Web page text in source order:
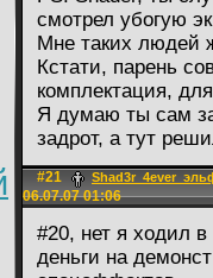
смотрел убогую
Мне таких людей
Кстати, парень
комплектация,
Я думаю ты сам
задрот, а тут
#21
06.07.07 01:06
#20, нет я ходил
деньги на